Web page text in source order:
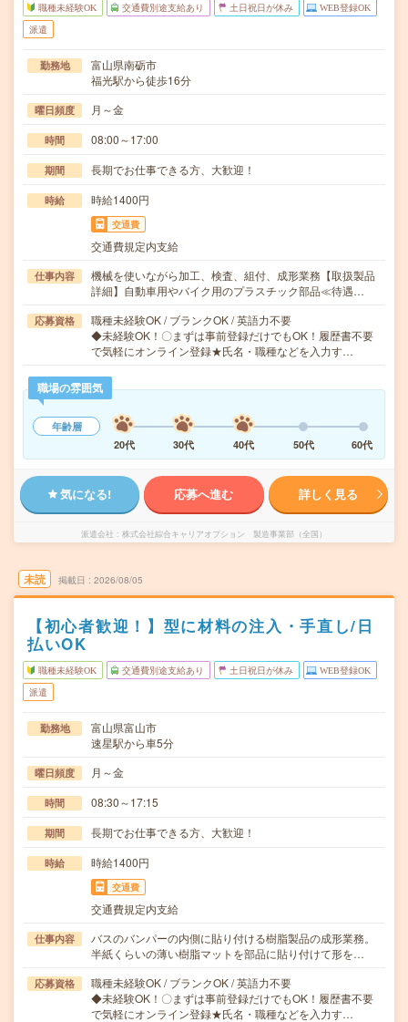
職種未経験OK 交通費別途支給あり 土日祝日が休み WEB登録OK
派遣
勤務地
富山県南砺市
福光駅から徒歩16分
曜日頻度 月～金
時間 08:00～17:00
期間 長期でお仕事できる方、大歓迎！
時給 時給1400円
交通費
交通費規定内支給
仕事内容
機械を使いながら加工、検査、組付、成形業務【取扱製品
詳細】自動車用やバイク用のプラスチック部品≪待遇…
応募資格
職種未経験OK / ブランクOK / 英語力不要
◆未経験OK！〇まずは事前登録だけでもOK！履歴書不要
で気軽にオンライン登録★氏名・職種などを入力す…
職場の雰囲気
年齢層
20代
30代 40代 50代 60代
気になる! 応募へ進む 詳しく見る
派遣会社 株式会社綜合キャリアオプション 製造事業部（全国）
未読 掲載日 2026/08/05
【初心者歓迎！】型に材料の注入・手直し/日
払いOK
職種未経験OK 交通費別途支給あり 土日祝日が休み WEB登録OK
派遣
勤務地
富山県富山市
速星駅から車5分
曜日頻度 月～金
時間 08:30～17:15
期間 長期でお仕事できる方、大歓迎！
時給 時給1400円
交通費
交通費規定内支給
仕事内容
バスのバンパーの内側に貼り付ける樹脂製品の成形業務。
半紙くらいの薄い樹脂マットを部品に貼り付けて形を…
応募資格
職種未経験OK / ブランクOK / 英語力不要
◆未経験OK！〇まずは事前登録だけでもOK！履歴書不要
で気軽にオンライン登録★氏名・職種などを入力す…